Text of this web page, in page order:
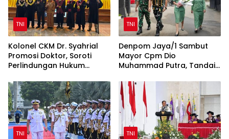
TNI
Kolonel CKM Dr. Syahrial
Promosi Doktor, Soroti
Perlindungan Hukum
Disabilitas
TNI
Denpom Jaya/1 Sambut
Mayor Cpm Dio
Muhammad Putra, Tandai
TNI TNI